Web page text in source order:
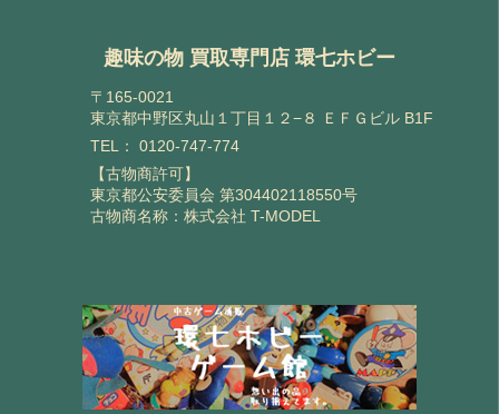
趣味の物 買取専門店 環七ホビー
〒165-0021
東京都中野区丸山１丁目１２−８ ＥＦＧビル B1F
TEL： 0120-747-774
【古物商許可】
東京都公安委員会 第304402118550号
古物商名称：株式会社 T-MODEL